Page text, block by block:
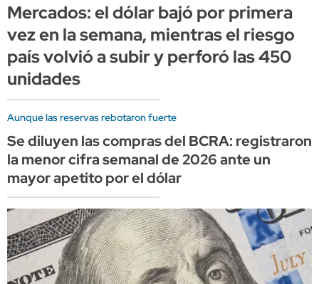
Mercados: el dólar bajó por primera
vez en la semana, mientras el riesgo
país volvió a subir y perforó las 450
unidades
Aunque las reservas rebotaron fuerte
Se diluyen las compras del BCRA: registraron
la menor cifra semanal de 2026 ante un
mayor apetito por el dólar